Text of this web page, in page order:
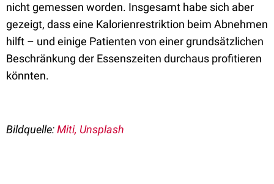
nicht gemessen worden. Insgesamt habe sich aber
gezeigt, dass eine Kalorienrestriktion beim Abnehmen
hilft – und einige Patienten von einer grundsätzlichen
Beschränkung der Essenszeiten durchaus profitieren
könnten.
Bildquelle:Miti, Unsplash